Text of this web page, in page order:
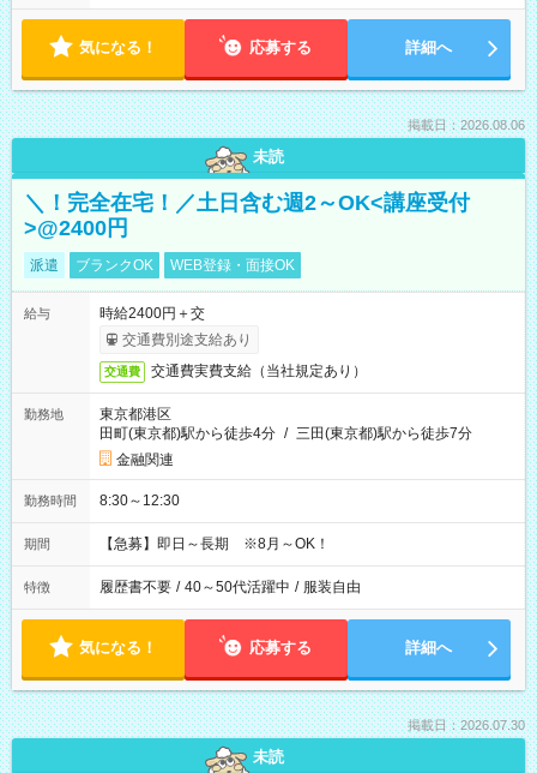
気になる！ 応募する 詳細へ
掲載日：2026.08.06
未読
＼！完全在宅！／土日含む週2～OK<講座受付
>@2400円
派遣 ブランクOK WEB登録・面接OK
給与
時給2400円＋交
交通費別途支給あり
交通費 交通費実費支給（当社規定あり）
勤務地
東京都港区
田町(東京都)駅から徒歩4分 / 三田(東京都)駅から徒歩7分
金融関連
勤務時間 8:30～12:30
期間 【急募】即日～長期 ※8月～OK！
特徴 履歴書不要 / 40～50代活躍中 / 服装自由
気になる！ 応募する 詳細へ
掲載日：2026.07.30
未読